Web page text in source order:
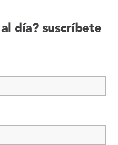
día? suscríbete